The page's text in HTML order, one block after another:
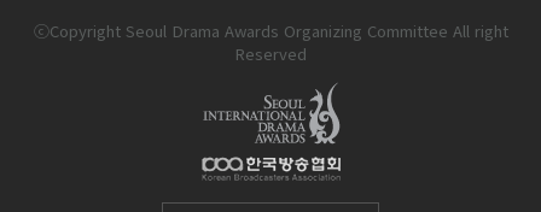
ⓒCopyright Seoul Drama Awards Organizing Committee All right
Reserved